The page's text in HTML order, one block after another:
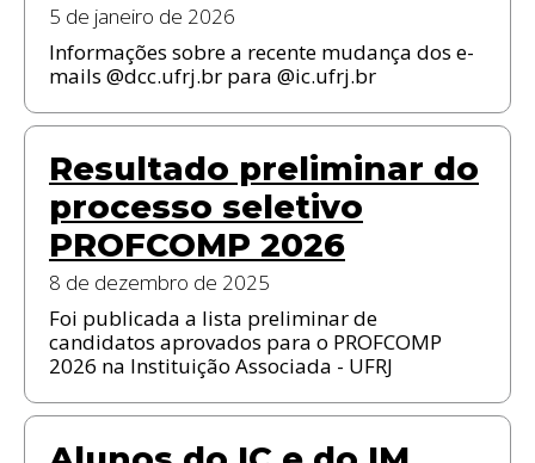
5 de janeiro de 2026
Informações sobre a recente mudança dos e-
mails @dcc.ufrj.br para @ic.ufrj.br
Resultado preliminar do
processo seletivo
PROFCOMP 2026
8 de dezembro de 2025
Foi publicada a lista preliminar de
candidatos aprovados para o PROFCOMP
2026 na Instituição Associada - UFRJ